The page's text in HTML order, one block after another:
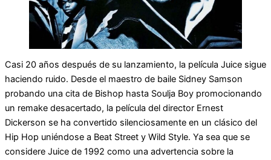
Casi 20 años después de su lanzamiento, la película Juice sigue
haciendo ruido. Desde el maestro de baile Sidney Samson
probando una cita de Bishop hasta Soulja Boy promocionando
un remake desacertado, la película del director Ernest
Dickerson se ha convertido silenciosamente en un clásico del
Hip Hop uniéndose a Beat Street y Wild Style. Ya sea que se
considere Juice de 1992 como una advertencia sobre la